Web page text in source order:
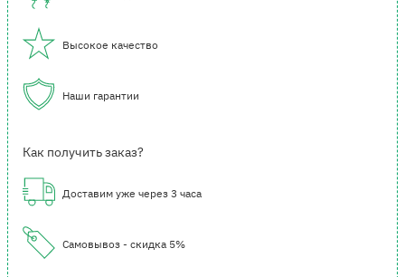
Высокое качество
Наши гарантии
Как получить заказ?
Доставим уже через 3 часа
Самовывоз - скидка 5%